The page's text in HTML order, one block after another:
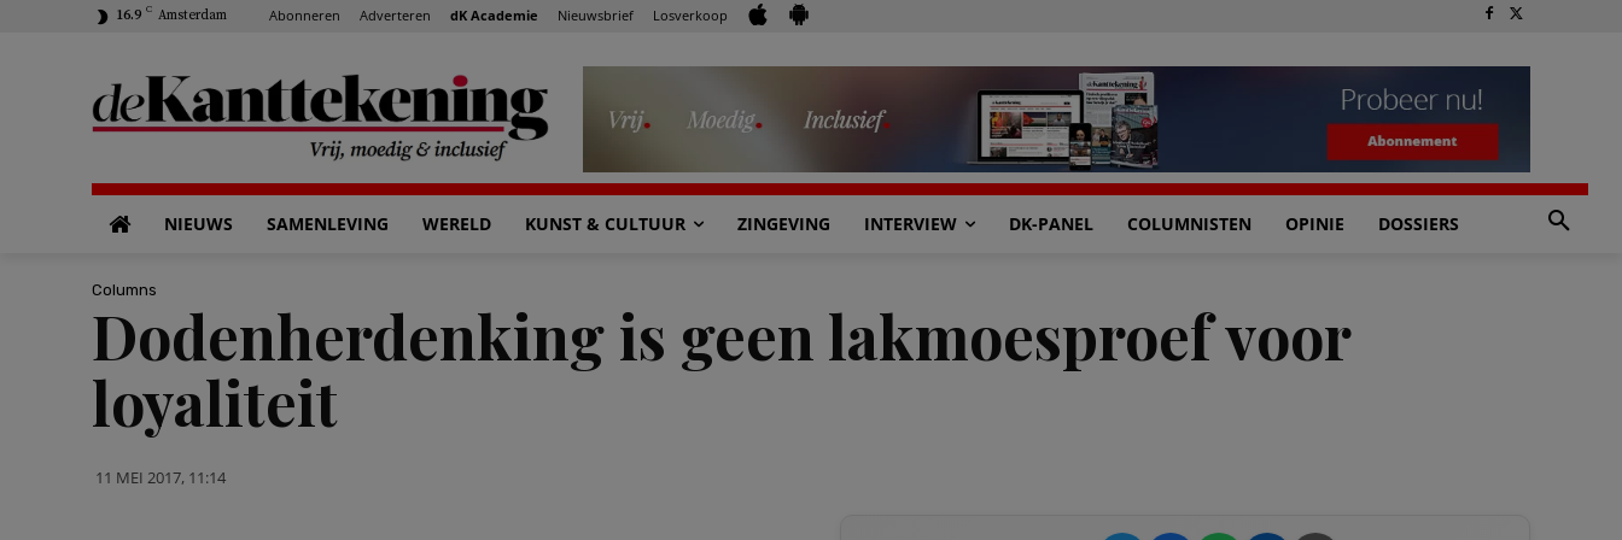
16.9 C Amsterdam Abonneren Adverteren dK Academie Nieuwsbrief Losverkoop
NIEUWS SAMENLEVING WERELD KUNST & CULTUUR ZINGEVING INTERVIEW DK-PANEL COLUMNISTEN OPINIE DOSSIERS
Columns
Dodenherdenking is geen lakmoesproef voor
loyaliteit
11 MEI 2017, 11:14